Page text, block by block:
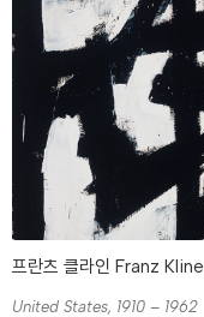
프란츠 클라인 Franz Kline
United States, 1910 – 1962